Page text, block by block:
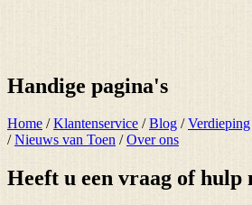
Handige pagina's
Home /Klantenservice /Blog /Verdieping
/Nieuws van Toen /Over ons
Heeft u een vraag of hulp